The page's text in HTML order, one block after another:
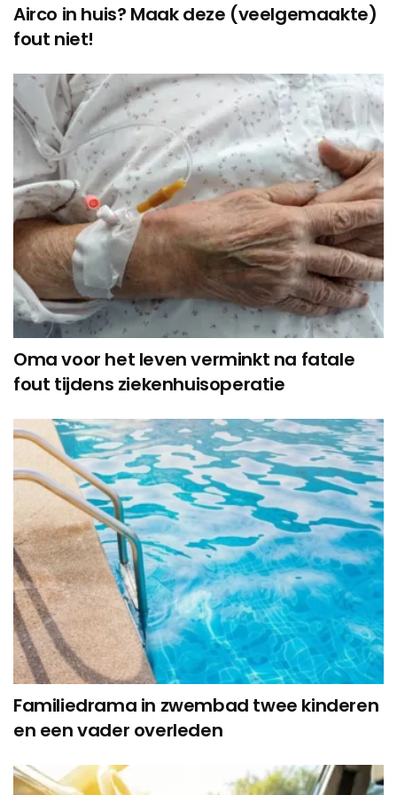
Airco in huis? Maak deze (veelgemaakte)
fout niet!
Oma voor het leven verminkt na fatale
fout tijdens ziekenhuisoperatie
Familiedrama in zwembad twee kinderen
en een vader overleden